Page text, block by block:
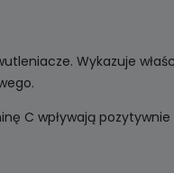
Wykazuje
C wpływają